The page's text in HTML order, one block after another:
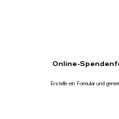
Online-
Erstelle ein Formular und